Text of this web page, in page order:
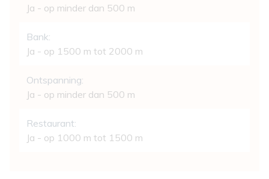
Ja - op minder dan 500 m
Bank:
Ja - op 1500 m tot 2000 m
Ontspanning:
Ja - op minder dan 500 m
Restaurant:
Ja - op 1000 m tot 1500 m